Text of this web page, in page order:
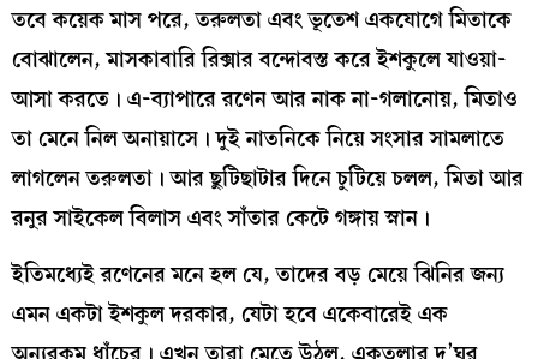
তবে কয়েক মাস পরে, তরুলতা এবং ভূতেশ একযোগে মিতাকে
বোঝালেন, মাসকাবারি রিক্সার বন্দোবস্ত করে ইশকুলে যাওয়া-
আসা করতে। এ-ব্যাপারে রণেন আর নাক না-গলানোয়, মিতাও
তা মেনে নিল অনায়াসে। দুই নাতনিকে নিয়ে সংসার সামলাতে
লাগলেন তরুলতা। আর ছুটিছাটার দিনে চুটিয়ে চলল, মিতা আর
রনুর সাইকেল বিলাস এবং সাঁতার কেটে গঙ্গায় স্নান।
ইতিমধ্যেই রণেনের মনে হল যে, তাদের বড় মেয়ে ঝিনির জন্য
এমন একটা ইশকুল দরকার, যেটা হবে একেবারেই এক